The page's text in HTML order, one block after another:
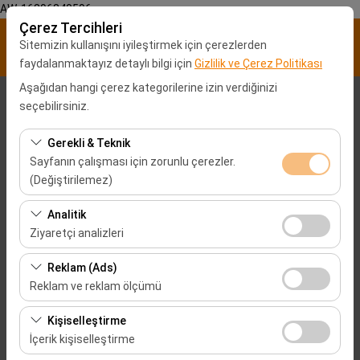
AW-16896840596
Çerez Tercihleri
Sitemizin kullanışını iyileştirmek için çerezlerden
faydalanmaktayız detaylı bilgi için Gizlilik ve Çerez Politikası
Aşağıdan hangi çerez kategorilerine izin verdiğinizi
seçebilirsiniz.
Gerekli & Teknik
Sayfanın çalışması için zorunlu çerezler.
(Değiştirilemez)
Bu çerezler sitenin doğru şekilde çalışması, güvenlik,
oturum yönetimi ve temel işlevler için gereklidir. Devre
dışı bırakılamaz.
Analitik
Ziyaretçi analizleri
Bu çerezler, sitemizin nasıl kullanıldığını (ziyaretçi sayısı,
en çok ziyaret edilen sayfalar, kullanıcı davranışları)
analiz etmemizi sağlar. Bu veriler, web sitesi
performansını ölçmek ve kullanıcı deneyimini sürekli
iyileştirmek için kullanılır.
Reklam (Ads)
Reklam ve reklam ölçümü
Bu çerezler, size ilgi alanlarınıza uygun kişiselleştirilmiş
reklamlar göstermemize ve reklam kampanyalarımızın
etkinliğini (gösterim sayısı, tıklama oranı) ölçmemize
Kişiselleştirme
İçerik kişiselleştirme
Alış Lokasyonu
Malatya Şehir merkezi
Aracı farklı bir lokasyona bırakacağım
Alış Tarih & Saat
09:00
Bırakış Tarih & Saat